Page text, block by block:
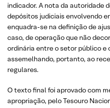
indicador. A nota da autoridade
depósitos judiciais envolvendo
enquadra-se na definição de
caso, de operação que não
ordinária entre o setor público e
assemelhando, portanto, ao
regulares.
O texto final foi aprovado com
apropriação, pelo Tesouro